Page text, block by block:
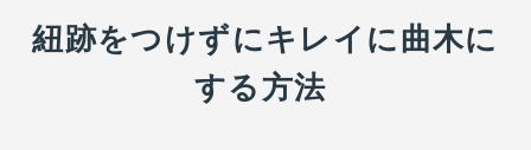
紐跡をつけずにキレイに曲木に
する方法